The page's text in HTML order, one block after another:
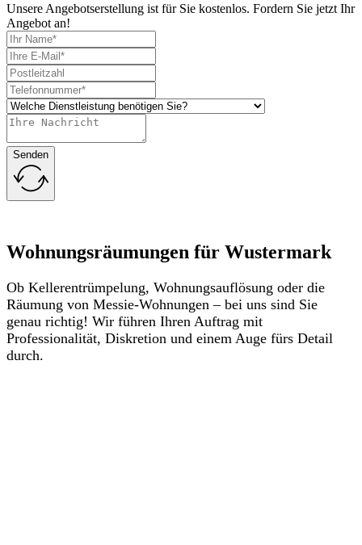
Unsere Angebotserstellung ist für Sie kostenlos. Fordern Sie jetzt Ihr
Angebot an!
Senden
Wohnungsräumungen für Wustermark
Ob Kellerentrümpelung, Wohnungsauflösung oder die
Räumung von Messie-Wohnungen – bei uns sind Sie
genau richtig! Wir führen Ihren Auftrag mit
Professionalität, Diskretion und einem Auge fürs Detail
durch.